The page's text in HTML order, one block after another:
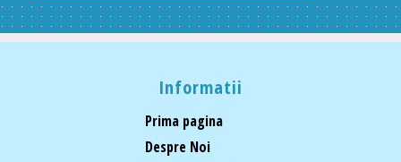
Informatii
Prima pagina
Despre Noi